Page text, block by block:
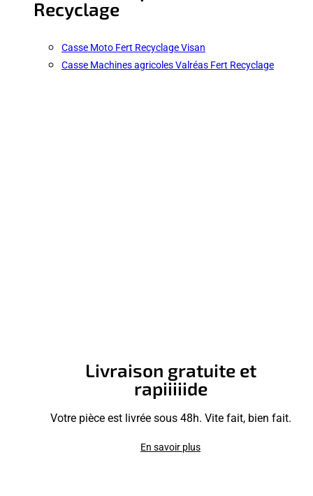
Recyclage
Casse Moto Fert Recyclage Visan
Casse Machines agricoles Valréas Fert Recyclage
Livraison gratuite et
rapiiiiide
Votre pièce est livrée sous 48h. Vite fait, bien fait.
En savoir plus